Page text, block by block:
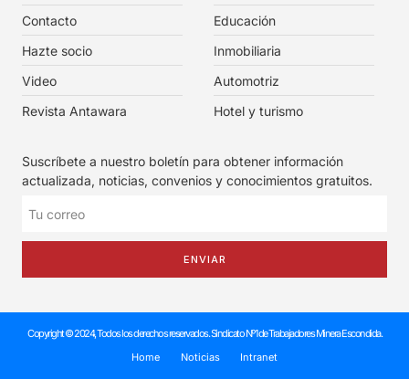
Contacto
Hazte socio
Video
Revista Antawara
Educación
Inmobiliaria
Automotriz
Hotel y turismo
Suscríbete a nuestro boletín para obtener información
actualizada, noticias, convenios y conocimientos gratuitos.
ENVIAR
Copyright © 2024, Todos los derechos reservados. Sindicato Nº1 de Trabajadores Minera Escondida.
Home
Noticias Intranet